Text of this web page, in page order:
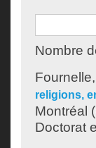
Nombre
religions,
Montréal
Doctorat